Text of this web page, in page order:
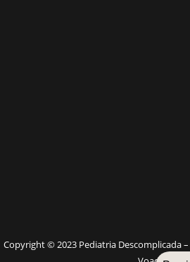
Copyright © 2023 Pediatria Descomplicada